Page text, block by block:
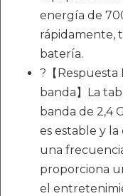
energía de
rápidamente,
batería.
?【
banda】La
banda de 2,4
es estable y la
una
proporciona
el